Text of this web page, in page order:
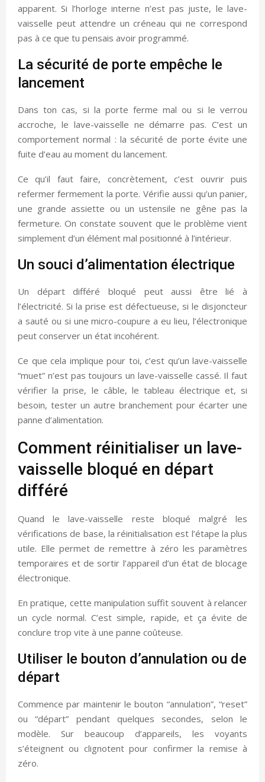
apparent. Si l’horloge interne n’est pas juste, le lave-
vaisselle peut attendre un créneau qui ne correspond
pas à ce que tu pensais avoir programmé.
La sécurité de porte empêche le
lancement
Dans ton cas, si la porte ferme mal ou si le verrou
accroche, le lave-vaisselle ne démarre pas. C’est un
comportement normal : la sécurité de porte évite une
fuite d’eau au moment du lancement.
Ce qu’il faut faire, concrètement, c’est ouvrir puis
refermer fermement la porte. Vérifie aussi qu’un panier,
une grande assiette ou un ustensile ne gêne pas la
fermeture. On constate souvent que le problème vient
simplement d’un élément mal positionné à l’intérieur.
Un souci d’alimentation électrique
Un départ différé bloqué peut aussi être lié à
l’électricité. Si la prise est défectueuse, si le disjoncteur
a sauté ou si une micro-coupure a eu lieu, l’électronique
peut conserver un état incohérent.
Ce que cela implique pour toi, c’est qu’un lave-vaisselle
“muet” n’est pas toujours un lave-vaisselle cassé. Il faut
vérifier la prise, le câble, le tableau électrique et, si
besoin, tester un autre branchement pour écarter une
panne d’alimentation.
Comment réinitialiser un lave-
vaisselle bloqué en départ
différé
Quand le lave-vaisselle reste bloqué malgré les
vérifications de base, la réinitialisation est l’étape la plus
utile. Elle permet de remettre à zéro les paramètres
temporaires et de sortir l’appareil d’un état de blocage
électronique.
En pratique, cette manipulation suffit souvent à relancer
un cycle normal. C’est simple, rapide, et ça évite de
conclure trop vite à une panne coûteuse.
Utiliser le bouton d’annulation ou de
départ
Commence par maintenir le bouton “annulation”, “reset”
ou “départ” pendant quelques secondes, selon le
modèle. Sur beaucoup d’appareils, les voyants
s’éteignent ou clignotent pour confirmer la remise à
zéro.